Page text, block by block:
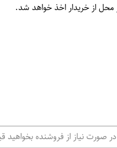
محل از خریدار اخذ خواهد شد.
صورت نیاز از فروشنده بخواهید